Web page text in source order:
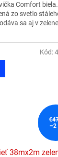
Comfort biela.
zo svetlo
sa aj v
–2
38mx2m
Kód: